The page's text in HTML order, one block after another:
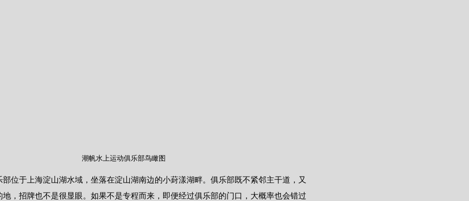
潮帆水上运动俱乐部鸟瞰图
位于上海淀山湖水域，坐落在淀山湖南边的小葑漾湖畔。俱乐部既不紧邻主干道，又
，招牌也不是很显眼。如果不是专程而来，即便经过俱乐部的门口，大概率也会错过